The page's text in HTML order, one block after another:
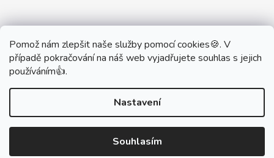
Pomož nám zlepšit naše služby pomocí cookies🍪. V
případě pokračování na náš web vyjadřujete souhlas s jejich
používáním👍.
Nastavení
Souhlasím
Partner Showroom MONOBRAND
Partner Eshop Monobrand.online
Vytvořil Shoptet
DŮM VYPÍNAČŮ